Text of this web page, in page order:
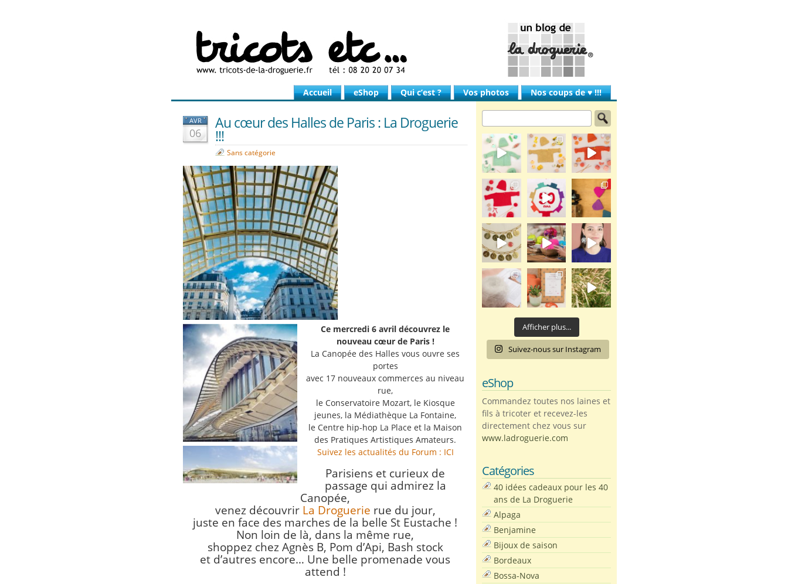
Accueil eShop Qui c’est ? Vos photos Nos coups de ♥ !!!
AVR
06
Au cœur des Halles de Paris : La Droguerie
!!!
Sans catégorie
Ce mercredi 6 avril découvrez le
nouveau cœur de Paris !
La Canopée des Halles vous ouvre ses
portes
avec 17 nouveaux commerces au niveau
rue,
le Conservatoire Mozart, le Kiosque
jeunes, la Médiathèque La Fontaine,
le Centre hip-hop La Place et la Maison
des Pratiques Artistiques Amateurs.
Suivez les actualités du Forum : ICI
Parisiens et curieux de
passage qui admirez la
Canopée,
venez découvrir La Droguerie rue du jour,
juste en face des marches de la belle St Eustache !
Non loin de là, dans la même rue,
shoppez chez Agnès B, Pom d’Api, Bash stock
et d’autres encore… Une belle promenade vous
attend !
Afficher plus...
Suivez-nous sur Instagram
eShop
Commandez toutes nos laines et
fils à tricoter et recevez-les
directement chez vous sur
www.ladroguerie.com
Catégories
40 idées cadeaux pour les 40
ans de La Droguerie
Alpaga
Benjamine
Bijoux de saison
Bordeaux
Bossa-Nova